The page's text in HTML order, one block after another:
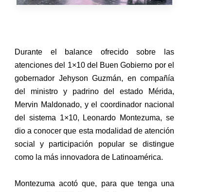
Durante el balance ofrecido sobre las
atenciones del 1×10 del Buen Gobierno por el
gobernador Jehyson Guzmán, en compañía
del ministro y padrino del estado Mérida,
Mervin Maldonado, y el coordinador nacional
del sistema 1×10, Leonardo Montezuma, se
dio a conocer que esta modalidad de atención
social y participación popular se distingue
como la más innovadora de Latinoamérica.
Montezuma acotó que, para que tenga una